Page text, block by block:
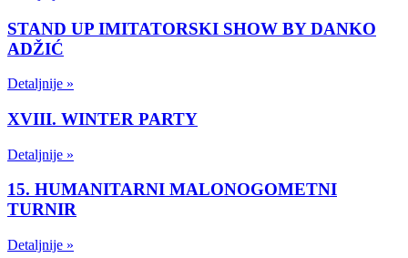
STAND UP IMITATORSKI SHOW BY DANKO
ADŽIĆ
Detaljnije »
XVIII. WINTER PARTY
Detaljnije »
15. HUMANITARNI MALONOGOMETNI
TURNIR
Detaljnije »